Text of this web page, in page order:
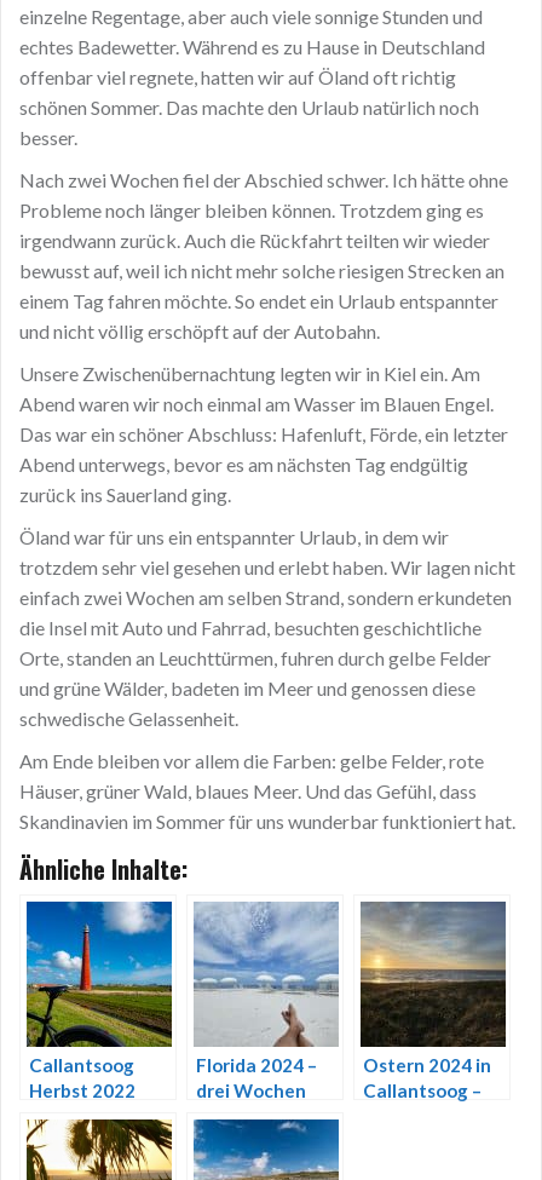
einzelne Regentage, aber auch viele sonnige Stunden und
echtes Badewetter. Während es zu Hause in Deutschland
offenbar viel regnete, hatten wir auf Öland oft richtig
schönen Sommer. Das machte den Urlaub natürlich noch
besser.
Nach zwei Wochen fiel der Abschied schwer. Ich hätte ohne
Probleme noch länger bleiben können. Trotzdem ging es
irgendwann zurück. Auch die Rückfahrt teilten wir wieder
bewusst auf, weil ich nicht mehr solche riesigen Strecken an
einem Tag fahren möchte. So endet ein Urlaub entspannter
und nicht völlig erschöpft auf der Autobahn.
Unsere Zwischenübernachtung legten wir in Kiel ein. Am
Abend waren wir noch einmal am Wasser im Blauen Engel.
Das war ein schöner Abschluss: Hafenluft, Förde, ein letzter
Abend unterwegs, bevor es am nächsten Tag endgültig
zurück ins Sauerland ging.
Öland war für uns ein entspannter Urlaub, in dem wir
trotzdem sehr viel gesehen und erlebt haben. Wir lagen nicht
einfach zwei Wochen am selben Strand, sondern erkundeten
die Insel mit Auto und Fahrrad, besuchten geschichtliche
Orte, standen an Leuchttürmen, fuhren durch gelbe Felder
und grüne Wälder, badeten im Meer und genossen diese
schwedische Gelassenheit.
Am Ende bleiben vor allem die Farben: gelbe Felder, rote
Häuser, grüner Wald, blaues Meer. Und das Gefühl, dass
Skandinavien im Sommer für uns wunderbar funktioniert hat.
Ähnliche Inhalte:
Callantsoog
Herbst 2022
Florida 2024 –
drei Wochen
zwischen
warmem
Wasser, langen
Ostern 2024 in
Callantsoog –